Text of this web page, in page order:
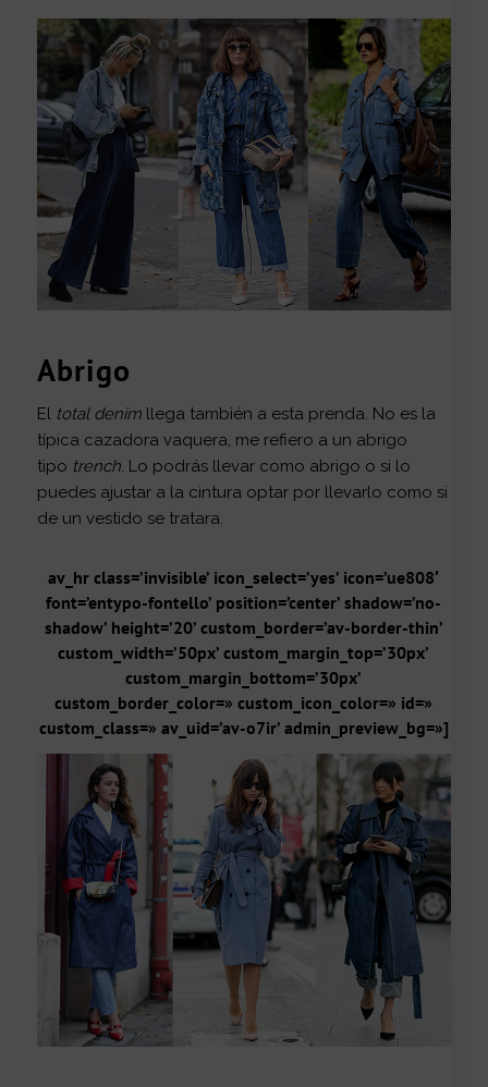
Abrigo
El total denimllega también a esta prenda. No es la
típica cazadora vaquera, me refiero a un abrigo
tipo trench. Lo podrás llevar como abrigo o si lo
puedes ajustar a la cintura optar por llevarlo como si
de un vestido se tratara.
av_hr class=’invisible’ icon_select=’yes’ icon=’ue808′
font=’entypo-fontello’ position=’center’ shadow=’no-
shadow’ height=’20’ custom_border=’av-border-thin’
custom_width=’50px’ custom_margin_top=’30px’
custom_margin_bottom=’30px’
custom_border_color=» custom_icon_color=» id=»
custom_class=» av_uid=’av-o7ir’ admin_preview_bg=»]